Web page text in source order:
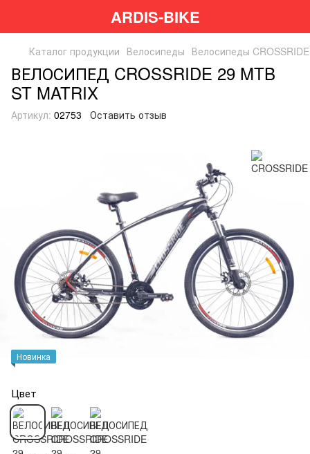
ARDIS-BIKE
Каталог продукции Велосипеды Велосипеды CROSSRIDE
ВЕЛОСИПЕД CROSSRIDE 29 MTB
ST MATRIX
Артикул: 02753 Оставить отзыв
Новинка
Цвет